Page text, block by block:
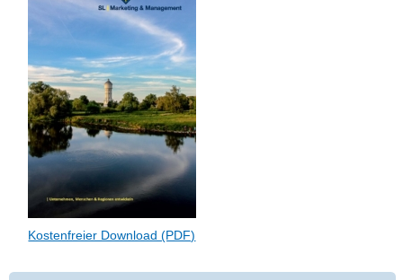
Kostenfreier Download (PDF)